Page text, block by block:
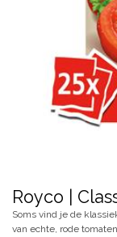
Royco |
Soms vind je de
van echte, rode